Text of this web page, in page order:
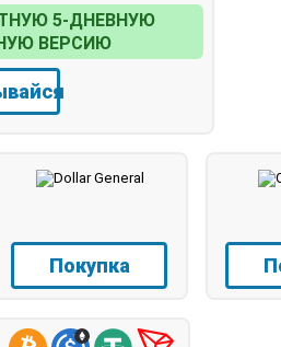
5-ДНЕВНУЮ
ВЕРСИЮ
Покупка